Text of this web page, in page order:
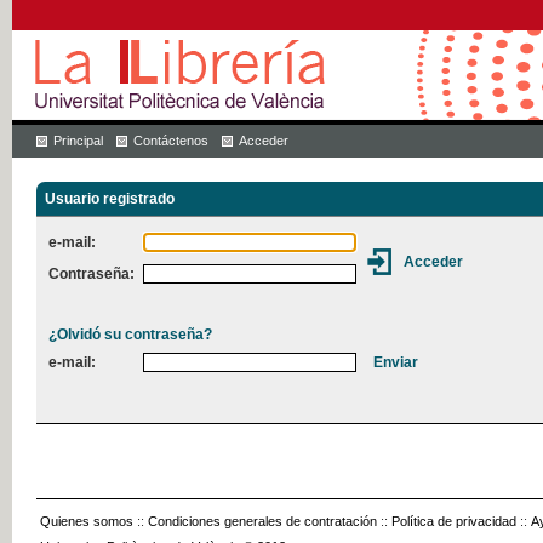
Principal Contáctenos Acceder
Usuario registrado
e-mail:
Contraseña:
¿Olvidó su contraseña?
e-mail:
Quienes somos :: Condiciones generales de contratación :: Política de privacidad ::